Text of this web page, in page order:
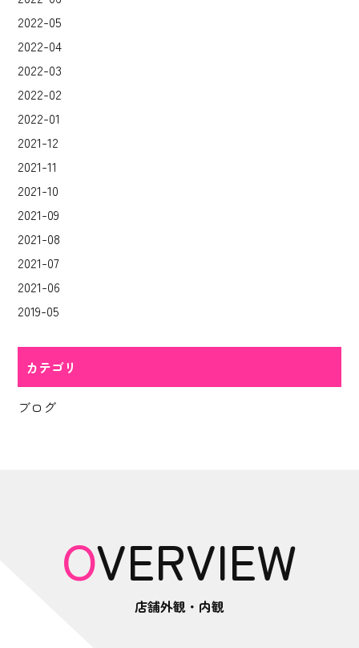
2022-05
2022-04
2022-03
2022-02
2022-01
2021-12
2021-11
2021-10
2021-09
2021-08
2021-07
2021-06
2019-05
カテゴリ
ブログ
OVERVIEW
店舗外観・内観